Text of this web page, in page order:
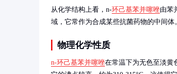
从化学结构上看，n-环己基苯并噻唑由苯
域，它常作为合成某些抗菌药物的中间体
物理化学性质
n-环己基苯并噻唑在常温下为无色至淡黄